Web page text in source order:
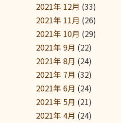
2021年 12月 (33)
2021年 11月 (26)
2021年 10月 (29)
2021年 9月 (22)
2021年 8月 (24)
2021年 7月 (32)
2021年 6月 (24)
2021年 5月 (21)
2021年 4月 (24)